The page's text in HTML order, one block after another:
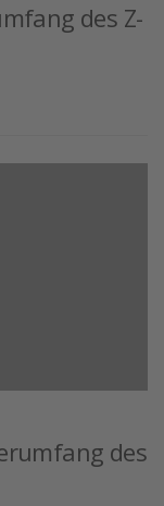
des Z-
des